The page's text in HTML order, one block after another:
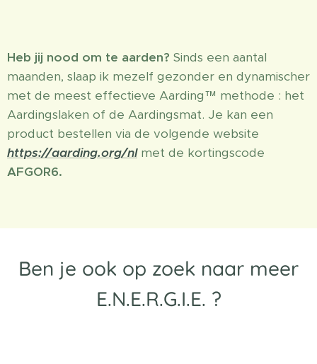
Heb jij nood om te aarden? Sinds een aantal
maanden, slaap ik mezelf gezonder en dynamischer
met de meest effectieve Aarding™ methode : het
Aardingslaken of de Aardingsmat. Je kan een
product bestellen via de volgende website
https://aarding.org/nlmet de kortingscode
AFGOR6.
Ben je ook op zoek naar meer
E.N.E.R.G.I.E. ?